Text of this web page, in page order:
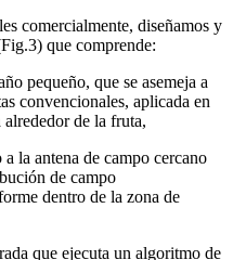
comercialmente, diseñamos y
que comprende:
pequeño, que se asemeja a
convencionales, aplicada en
de la fruta,
la antena de campo cercano
de campo
dentro de la zona de
que ejecuta un algoritmo de